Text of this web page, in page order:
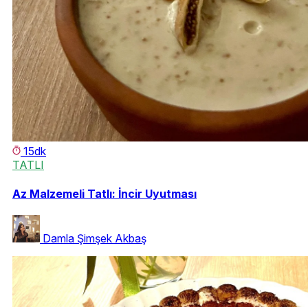
15dk
TATLI
Az Malzemeli Tatlı: İncir Uyutması
Damla Şimşek Akbaş